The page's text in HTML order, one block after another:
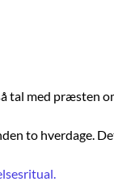
tal med præsten
to hverdage.